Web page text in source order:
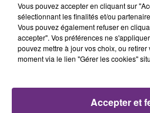
FUGEES
Killing Me Softly (with His
Song)
Vous pouvez accepter en cliquant sur
sélectionnant les finalités et/ou
Vous pouvez également refuser en
accepter". Vos préférences ne
pouvez mettre à jour vos choix, ou
moment via le lien "Gérer les cookies"
Accepter et